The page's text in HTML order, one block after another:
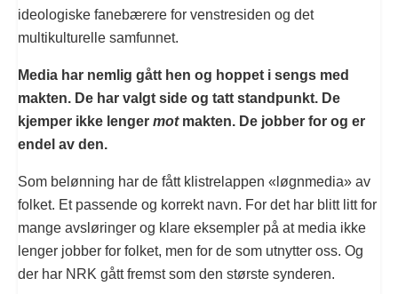
ideologiske fanebærere for venstresiden og det
multikulturelle samfunnet.
Media har nemlig gått hen og hoppet i sengs med
makten. De har valgt side og tatt standpunkt. De
kjemper ikke lenger motmakten. De jobber for og er
endel av den.
Som belønning har de fått klistrelappen «løgnmedia» av
folket. Et passende og korrekt navn. For det har blitt litt for
mange avsløringer og klare eksempler på at media ikke
lenger jobber for folket, men for de som utnytter oss. Og
der har NRK gått fremst som den største synderen.